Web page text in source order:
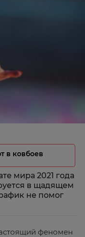
в ковбоев
мира 2021 года
в щадящем
не помог
феномен